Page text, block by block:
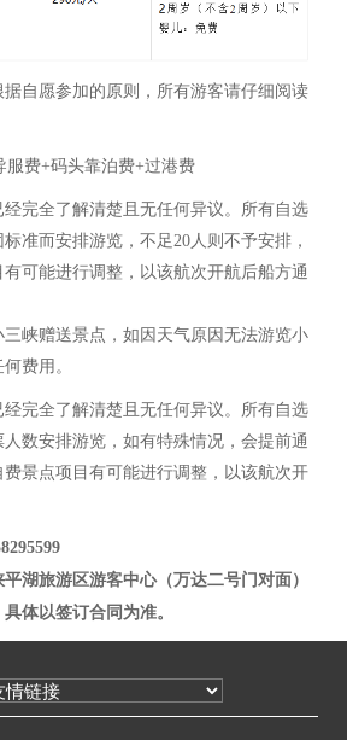
自愿参加的原则，所有游客请仔细阅读
服费+码头靠泊费+过港费
完全了解清楚且无任何异议。所有自选
准而安排游览，不足20人则不予安排，
可能进行调整，以该航次开航后船方通
峡赠送景点，如因天气原因无法游览小
费用。
完全了解清楚且无任何异议。所有自选
数安排游览，如有特殊情况，会提前通
景点项目有可能进行调整，以该航次开
湖旅游区游客中心（万达二号门对面）
体以签订合同为准。